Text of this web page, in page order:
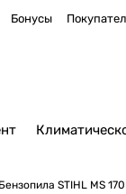
Бонусы
Бензопила STIHL MS